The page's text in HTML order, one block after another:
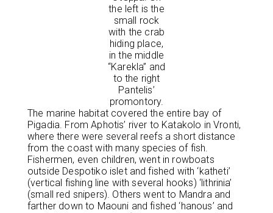
the left is the
small rock
with the crab
hiding place,
in the middle
“Karekla” and
to the right
Pantelis’
promontory.
The marine habitat covered the entire bay of
Pigadia. From Aphotis’ river to Katakolo in Vronti,
where there were several reefs a short distance
from the coast with many species of fish.
Fishermen, even children, went in rowboats
outside Despotiko islet and fished with ‘katheti’
(vertical fishing line with several hooks) ‘lithrinia’
(small red snipers). Others went to Mandra and
farther down to Maouni and fished ‘hanous’ and